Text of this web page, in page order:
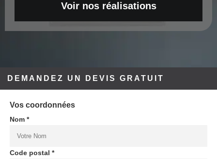
Voir nos réalisations
DEMANDEZ UN DEVIS GRATUIT
Vos coordonnées
Nom *
Code postal *